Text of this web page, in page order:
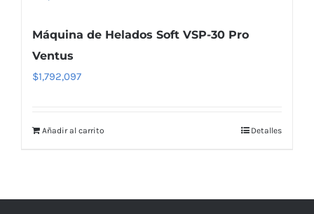
Máquina de Helados Soft VSP-30 Pro
Ventus
$1,792,097
Añadir al carrito Detalles